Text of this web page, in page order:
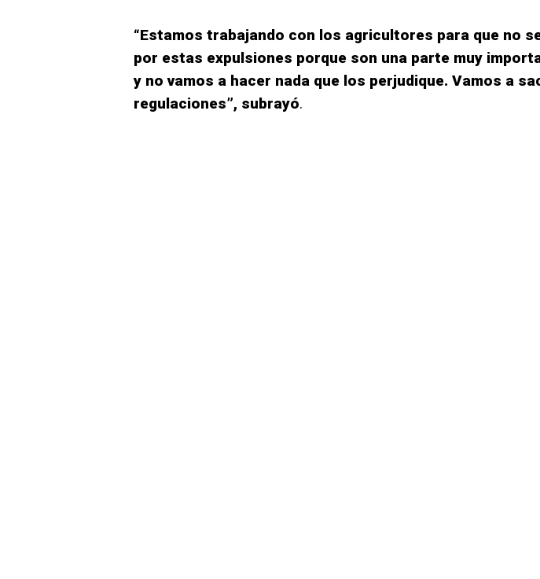
“Estamos trabajando con los agricultores para que no
por estas expulsiones porque son una parte muy
y no vamos a hacer nada que los perjudique. Vamos a
regulaciones”, subrayó.